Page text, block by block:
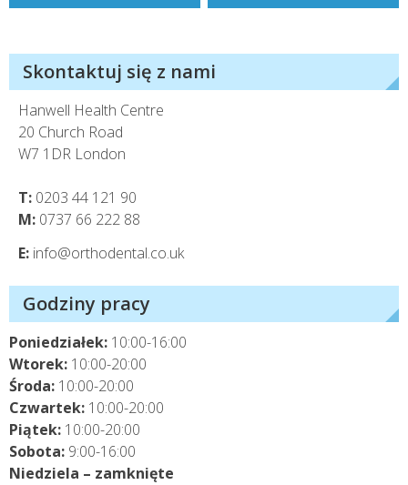
Skontaktuj się z nami
Hanwell Health Centre
20 Church Road
W7 1DR London
T: 0203 44 121 90
M: 0737 66 222 88
E: info@orthodental.co.uk
Godziny pracy
Poniedziałek: 10:00-16:00
Wtorek: 10:00-20:00
Środa: 10:00-20:00
Czwartek: 10:00-20:00
Piątek: 10:00-20:00
Sobota: 9:00-16:00
Niedziela – zamknięte